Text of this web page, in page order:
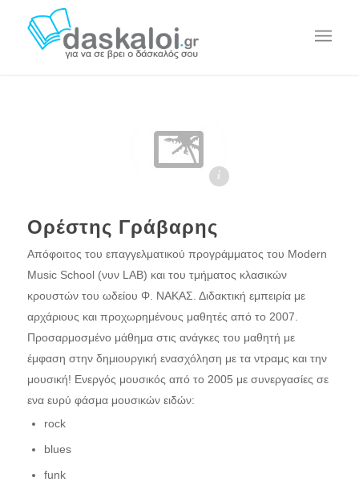
Ορέστης Γράβαρης
Απόφοιτος του επαγγελματικού προγράμματος του Μodern
Music School (νυν LAB) και του τμήματος κλασικών
κρουστών του ωδείου Φ. ΝΑΚΑΣ. Διδακτική εμπειρία με
αρχάριους και προχωρημένους μαθητές από το 2007.
Προσαρμοσμένο μάθημα στις ανάγκες του μαθητή με
έμφαση στην δημιουργική ενασχόληση με τα ντραμς και την
μουσική! Ενεργός μουσικός από το 2005 με συνεργασίες σε
ενα ευρύ φάσμα μουσικών ειδών:
rock
blues
funk